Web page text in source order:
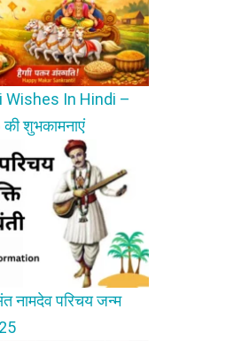
Wishes In Hindi –
शुभकामनाएं
नामदेव परिचय जन्म